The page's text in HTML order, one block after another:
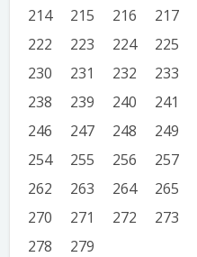
214
215 216 217
222
223 224 225
230
231 232 233
238
239 240 241
246
247 248 249
254
255 256 257
262
263 264 265
270
271 272 273
278
279